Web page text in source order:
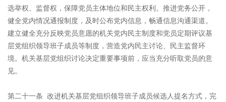
选举权、监督权，保障党员主体地位和民主权利。推进党务公开，
健全党内情况通报制度，及时公布党内信息，畅通信息沟通渠道。
建立健全充分反映党员意愿的机关党内民主制度和党员定期评议基
层党组织领导班子成员等制度，营造党内民主讨论、民主监督环
境。机关基层党组织讨论决定重要事项前，应当充分听取党员的意
见。
第二十一条 改进机关基层党组织领导班子成员候选人提名方式，完